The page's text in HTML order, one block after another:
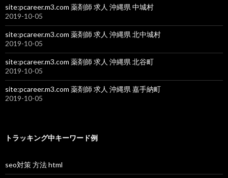
site:pcareer.m3.com 薬剤師 求人 沖縄県 中城村
2019-10-05
site:pcareer.m3.com 薬剤師 求人 沖縄県 北中城村
2019-10-05
site:pcareer.m3.com 薬剤師 求人 沖縄県 北谷町
2019-10-05
site:pcareer.m3.com 薬剤師 求人 沖縄県 嘉手納町
2019-10-05
トラッキング中キーワード例
seo対策 方法 html